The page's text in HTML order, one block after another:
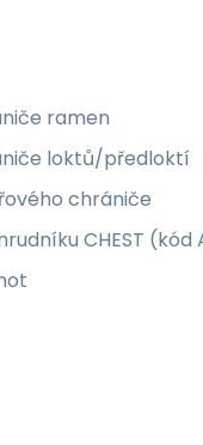
ramen
loktů/předloktí
chrániče
CHEST (kód